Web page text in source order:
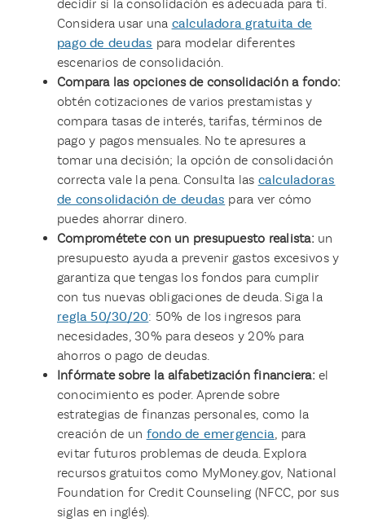
decidir si la consolidación es adecuada para ti.
Considera usar una calculadora gratuita de
pago de deudas para modelar diferentes
escenarios de consolidación.
Compara las opciones de consolidación a fondo:
obtén cotizaciones de varios prestamistas y
compara tasas de interés, tarifas, términos de
pago y pagos mensuales. No te apresures a
tomar una decisión; la opción de consolidación
correcta vale la pena. Consulta las calculadoras
de consolidación de deudas para ver cómo
puedes ahorrar dinero.
Comprométete con un presupuesto realista: un
presupuesto ayuda a prevenir gastos excesivos y
garantiza que tengas los fondos para cumplir
con tus nuevas obligaciones de deuda. Siga la
regla 50/30/20: 50% de los ingresos para
necesidades, 30% para deseos y 20% para
ahorros o pago de deudas.
Infórmate sobre la alfabetización financiera: el
conocimiento es poder. Aprende sobre
estrategias de finanzas personales, como la
creación de un fondo de emergencia, para
evitar futuros problemas de deuda. Explora
recursos gratuitos como MyMoney.gov, National
Foundation for Credit Counseling (NFCC, por sus
siglas en inglés).